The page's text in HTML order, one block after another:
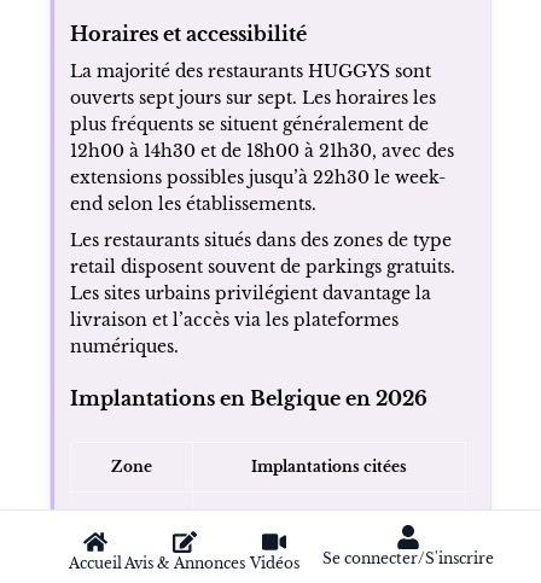
AccueilAvis & Annonces Vidéos Se connecter/S'inscrire
Horaires et accessibilité
La majorité des restaurants HUGGYS sont
ouverts sept jours sur sept. Les horaires les
plus fréquents se situent généralement de
12h00 à 14h30 et de 18h00 à 21h30, avec des
extensions possibles jusqu’à 22h30 le week-
end selon les établissements.
Les restaurants situés dans des zones de type
retail disposent souvent de parkings gratuits.
Les sites urbains privilégient davantage la
livraison et l’accès via les plateformes
numériques.
Implantations en Belgique en 2026
Zone Implantations citées
Province
de Liège
Médiacité, Embourg,
Seraing, Awans